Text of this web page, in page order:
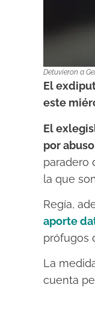
Detuvieron a
El
este
El
por
paradero
la que
Regía,
aporte
prófugos
La
cuenta